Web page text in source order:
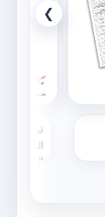
نماذج
الكريم
اليمن PDF
❯